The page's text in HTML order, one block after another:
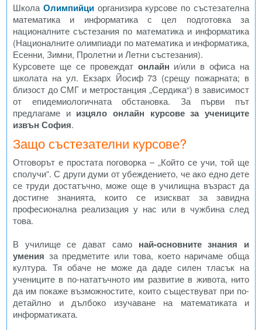
Школа Олимпийциорганизира курсове по състезателна
математика и информатика с цел подготовка за
националните състезания по математика и информатика
(Националните олимпиади по математика и информатика,
Есенни, Зимни, Пролетни и Летни състезания).
Курсовете ще се провеждат онлайн и/или в офиса на
школата на ул. Екзарх Йосиф 73 (срещу пожарната; в
близост до СМГ и метростанция „Сердика“) в зависимост
от епидемиологичната обстановка. За първи път
предлагаме и изцяло онлайн курсове за учениците
извън София.
Защо състезателни курсове?
Отговорът е простата поговорка – „Който се учи, той ще
сполучи”. С други думи от убеждението, че ако едно дете
се труди достатъчно, може още в училищна възраст да
достигне знанията, които се изискват за завидна
професионална реализация у нас или в чужбина след
това.
В училище се дават само най-основните знания и
умения за предметите или това, което наричаме обща
култура. Тя обаче не може да даде силен тласък на
учениците в по-нататъчното им развитие в живота, нито
да им покаже възможностите, които съществуват при по-
детайлно и дълбоко изучаване на математиката и
информатиката.